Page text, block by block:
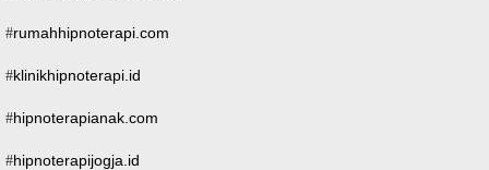
#rumahhipnoterapi.com
#klinikhipnoterapi.id
#hipnoterapianak.com
#hipnoterapijogja.id